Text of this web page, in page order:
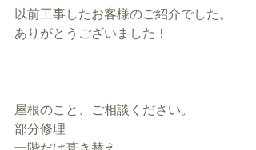
以前工事したお客様のご紹介でした。
ありがとうございました！
屋根のこと、ご相談ください。
部分修理